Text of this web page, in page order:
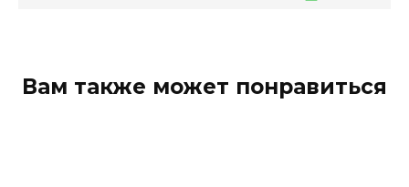
Вам также может понравиться